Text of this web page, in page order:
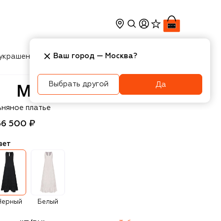
Косметика Интерьер
платье
500 ₽
Белый
Ваш город — Москва?
Выбрать другой Да